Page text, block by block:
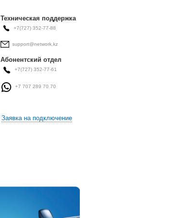
Техническая поддержка
+7(727) 352-77-88
support@network.kz
Абонентский отдел
+7(727) 352-77-61
+7 707 289 70 70
Заявка на подключение